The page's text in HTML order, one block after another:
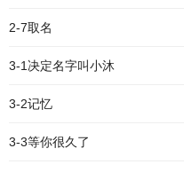
2-7取名
3-1决定名字叫小沐
3-2记忆
3-3等你很久了